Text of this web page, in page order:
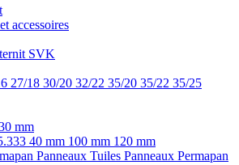
accessoires
SVK
27/18 30/20 32/22 35/20 35/22 35/25
mm
40 mm 100 mm 120 mm
Panneaux Tuiles Panneaux Permapan